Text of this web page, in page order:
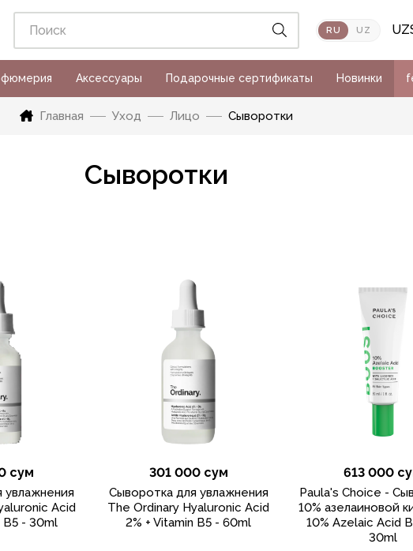
RU UZ
Аксессуары Подарочные сертификаты Новинки
Главная Уход Лицо Сыворотки
Сыворотки
сум
увлажнения
Acid
B5 - 30ml
301 000 сум
Cыворотка для увлажнения
The Ordinary Hyaluronic Acid
2% + Vitamin B5 - 60ml
613 000
Paula's Choice -
10% азелаиновой
10% Azelaic Acid
30ml